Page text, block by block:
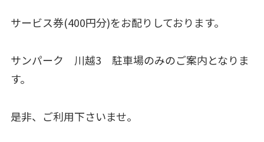
サービス券(400円分)をお配りしております。
サンパーク 川越3 駐車場のみのご案内となりま
す。
是非、ご利用下さいませ。